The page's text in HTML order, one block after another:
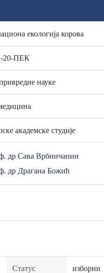
екологија корова
ПЕК
науке
академске студије
др Сава Врбничанин
др Драгана Божић
Статус
изборни